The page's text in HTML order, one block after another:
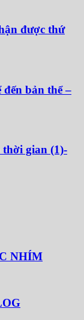
được thứ
bản thể –
gian (1)-
NHÍM